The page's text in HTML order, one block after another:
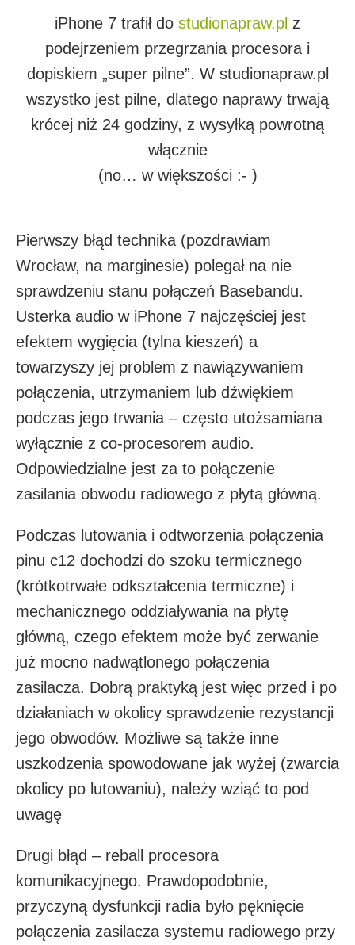
iPhone 7 trafił do studionapraw.pl z
podejrzeniem przegrzania procesora i
dopiskiem „super pilne”. W studionapraw.pl
wszystko jest pilne, dlatego naprawy trwają
krócej niż 24 godziny, z wysyłką powrotną
włącznie
(no… w większości :- )
Pierwszy błąd technika (pozdrawiam
Wrocław, na marginesie) polegał na nie
sprawdzeniu stanu połączeń Basebandu.
Usterka audio w iPhone 7 najczęściej jest
efektem wygięcia (tylna kieszeń) a
towarzyszy jej problem z nawiązywaniem
połączenia, utrzymaniem lub dźwiękiem
podczas jego trwania – często utożsamiana
wyłącznie z co-procesorem audio.
Odpowiedzialne jest za to połączenie
zasilania obwodu radiowego z płytą główną.
Podczas lutowania i odtworzenia połączenia
pinu c12 dochodzi do szoku termicznego
(krótkotrwałe odkształcenia termiczne) i
mechanicznego oddziaływania na płytę
główną, czego efektem może być zerwanie
już mocno nadwątlonego połączenia
zasilacza. Dobrą praktyką jest więc przed i po
działaniach w okolicy sprawdzenie rezystancji
jego obwodów. Możliwe są także inne
uszkodzenia spowodowane jak wyżej (zwarcia
okolicy po lutowaniu), należy wziąć to pod
uwagę
Drugi błąd – reball procesora
komunikacyjnego. Prawdopodobnie,
przyczyną dysfunkcji radia było pęknięcie
połączenia zasilacza systemu radiowego przy